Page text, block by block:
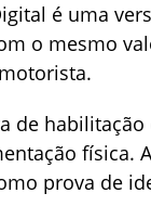
é uma
o mesmo
de
física.
prova de